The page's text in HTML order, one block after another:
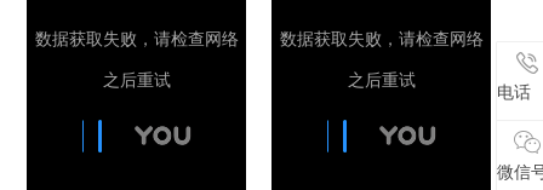
电话
微信
电话
微信